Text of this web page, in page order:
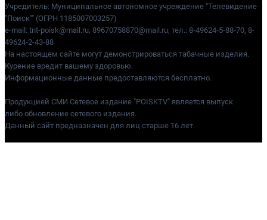
Учредитель: Муниципальное автономное учреждение "Телевидение
"Поиск"" (ОГРН 1185007003257)
e-mail: tnt-poisk@mail.ru, 89670758870@mail.ru; тел.: 8-49624-5-88-70, 8-
49624-2-43-88
На настоящем сайте могут демонстрироваться табачные изделия.
Курение вредит вашему здоровью.
Информационные данные предоставляются бесплатно.
Продукцией СМИ Сетевое издание "POISKTV" является выпуск
либо обновление сетевого издания.
Данный сайт предназначен для лиц старше 16 лет.